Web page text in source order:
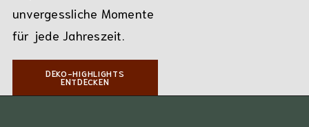
unvergessliche Momente
für jede Jahreszeit.
DEKO-HIGHLIGHTS
ENTDECKEN